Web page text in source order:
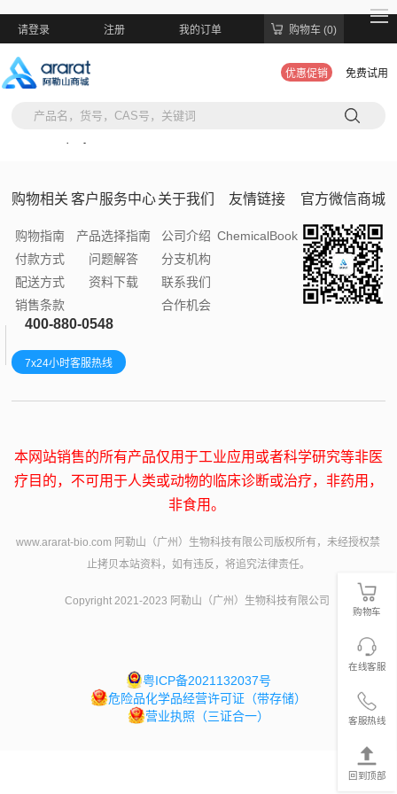
请登录 注册 我的订单 购物车 (0)
优惠促销 免费试用
https://ararat-bio.com/enquiry/74963.htmlhttps://ararat-
购物相关
购物指南
付款方式
配送方式
销售条款
客户服务中心
产品选择指南
问题解答
资料下载
关于我们
公司介绍
分支机构
联系我们
合作机会
友情链接
ChemicalBook
官方微信商城
400-880-0548
7x24小时客服热线
本网站销售的所有产品仅用于工业应用或者科学研究等非医
疗目的，不可用于人类或动物的临床诊断或治疗，非药用，
非食用。
www.ararat-bio.com 阿勒山（广州）生物科技有限公司版权所有，未经授权禁
止拷贝本站资料，如有违反，将追究法律责任。
Copyright 2021-2023 阿勒山（广州）生物科技有限公司
粤ICP备2021132037号
危险品化学品经营许可证（带存储）
营业执照（三证合一）
购物车
在线客服
客服热线
回到顶部